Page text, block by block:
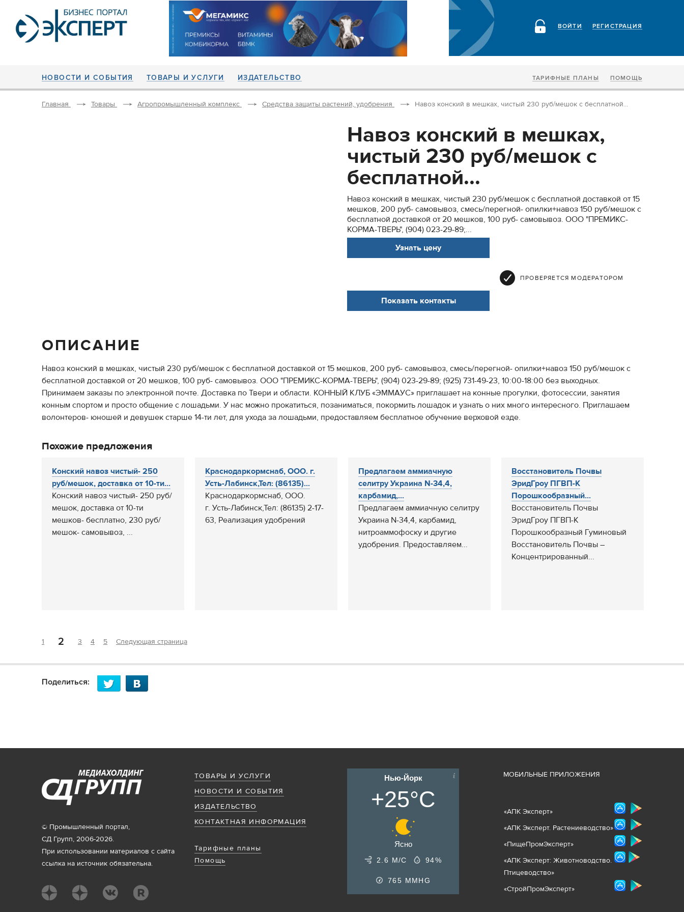
РЕГИСТРАЦИЯ
ВОЙТИ
НОВОСТИ И СОБЫТИЯ ТОВАРЫ И УСЛУГИ ИЗДАТЕЛЬСТВО ТАРИФНЫЕ ПЛАНЫ ПОМОЩЬ
Главная Товары Агропромышленный комплекс Средства защиты растений, удобрения Навоз конский в мешках, чистый 230 руб/мешок с бесплатной...
Навоз конский в мешках,
чистый 230 руб/мешок с
бесплатной...
Навоз конский в мешках, чистый 230 руб/мешок с бесплатной доставкой от 15
мешков, 200 руб- самовывоз, смесь/перегной- опилки+навоз 150 руб/мешок с
бесплатной доставкой от 20 мешков, 100 руб- самовывоз. ООО "ПРЕМИКС-
КОРМА-ТВЕРЬ", (904) 023-29-89;...
Узнать цену
ПРОВЕРЯЕТСЯ МОДЕРАТОРОМ
Показать контакты
ОПИСАНИЕ
Навоз конский в мешках, чистый 230 руб/мешок с бесплатной доставкой от 15 мешков, 200 руб- самовывоз, смесь/перегной- опилки+навоз 150 руб/мешок с
бесплатной доставкой от 20 мешков, 100 руб- самовывоз. ООО "ПРЕМИКС-КОРМА-ТВЕРЬ", (904) 023-29-89; (925) 731-49-23, 10:00-18:00 без выходных.
Принимаем заказы по электронной почте. Доставка по Твери и области. КОННЫЙ КЛУБ «ЭММАУС» приглашает на конные прогулки, фотосессии, занятия
конным спортом и просто общение с лошадьми. У нас можно прокатиться, позаниматься, покормить лошадок и узнать о них много интересного. Приглашаем
волонтеров- юношей и девушек старше 14-ти лет, для ухода за лошадьми, предоставляем бесплатное обучение верховой езде.
Похожие предложения
Конский навоз чистый- 250
руб/мешок, доставка от 10-ти...
Конский навоз чистый- 250 руб/
мешок, доставка от 10-ти
мешков- бесплатно, 230 руб/
мешок- самовывоз, ...
Краснодаркормснаб, ООО. г.
Усть-Лабинск,Тел: (86135)...
Краснодаркормснаб, ООО.
г. Усть-Лабинск,Тел: (86135) 2-17-
63, Реализация удобрений
Предлагаем аммиачную
селитру Украина N-34,4,
карбамид,...
Предлагаем аммиачную селитру
Украина N-34,4, карбамид,
нитроаммофоску и другие
удобрения. Предоставляем...
Восстановитель Почвы
ЭридГроу ПГВП-К
Порошкообразный...
Восстановитель Почвы
ЭридГроу ПГВП-К
Порошкообразный Гуминовый
Восстановитель Почвы –
Концентрированный...
1 2 3 4 5 Следующая страница
Поделиться:
ТОВАРЫ И УСЛУГИ
НОВОСТИ И СОБЫТИЯ
ИЗДАТЕЛЬСТВО
КОНТАКТНАЯ ИНФОРМАЦИЯ
Тарифные планы
Помощь
© Промышленный портал,
СД Групп, 2006-2026.
При использовании материалов с сайта
ссылка на источник обязательна.
Нью-Йорк
+25°C
Ясно
2.6 М/С 94%
765 MMHG
МОБИЛЬНЫЕ ПРИЛОЖЕНИЯ
«АПК Эксперт»
«АПК Эксперт. Растениеводство»
«ПищеПромЭксперт»
«АПК Эксперт: Животноводство.
Птицеводство»
«СтройПромЭксперт»